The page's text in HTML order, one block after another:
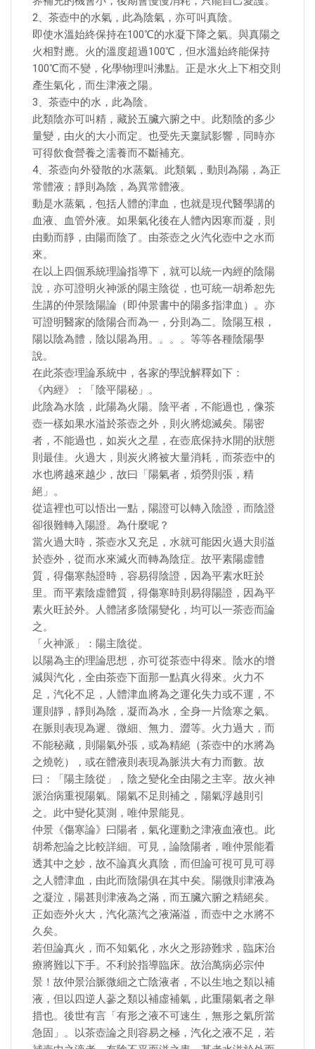
2、茶壺中的水氣，此為陰氣，亦可叫真陰。
即使水溫始終保持在100℃的水凝下降之氣。與真陽之
火相對應。火的溫度超過100℃，但水溫始終能保持
100℃而不變，化學物理叫沸點。正是水火上下相交則
產生氣化，而生津液之陽。
3、茶壺中的水，此為陰。
此類陰亦可叫精，藏於五臟六腑之中。此類陰的多少
量變，由火的大小而定。也受先天稟賦影響，同時亦
可得飲食營養之濡養而不斷補充。
4、茶壺向外發散的水蒸氣。此類氣，動則為陽，為正
常體液；靜則為陰，為異常體液。
動是水蒸氣，包括人體的津血，也就是現代醫學講的
血液、血管外液。如果氣化後在人體內因寒而凝，則
由動而靜，由陽而陰了。由茶壺之火汽化壺中之水而
來。
在以上四個系統理論指導下，就可以統一內經的陰陽
說，亦可證明火神派的陽主陰從，也可統一胡希恕先
生講的仲景陰陽論（即仲景書中的陽多指津血）。亦
可證明醫家的陰陽合而為一，分則為二。陰陽互根，
陽以陰為體，陰以陽為用。。。。等等各種陰陽學
說。
在此茶壺理論系統中，各家的學說解釋如下：
《內經》：「陰平陽秘」。
此陰為水陰，此陽為火陽。陰平者，不能過也，像茶
壺一樣如果水溢於茶壺之外，則火將熄滅矣。陽密
者，不能過也，如炭火之星，在壺底保持水開的狀態
則最佳。火過大，則炭火將被大量消耗，而茶壺中的
水也將越來越少，故曰「陽氣者，煩勞則張，精
絕」。
從這裡也可以悟出一點，陽證可以轉入陰證，而陰證
卻很難轉入陽證。為什麼呢？
當火過大時，茶壺水又充足，水就可能因火過大則溢
於壺外，從而水來滅火而轉為陰症。故平素陽虛體
質，得傷寒熱證時，容易得陰證，因為平素水旺於
里。而平素陰虛體質，得傷寒時則易得陽證，因為平
素火旺於外。人體諸多陰陽變化，均可以一茶壺而論
之。
「火神派」：陽主陰從。
以陽為主的理論思想，亦可從茶壺中得來。陰水的增
減與汽化，全由茶壺下面那一點真火得來。火力不
足，汽化不足，人體津血將為之運化失力或不運，不
運則靜，靜則為陰，凝而為水，全身一片陰寒之氣。
在脈則表現為遲、微細、無力、澀等。火力過大，而
不能秘藏，則陽氣外張，或為精絕（茶壺中的水將為
之燒乾），或在體液則表現為脈洪大有力而數。故
曰：「陽主陰從」，陰之變化全由陽之主宰。故火神
派治病重視陽氣。陽氣不足則補之，陽氣浮越則引
之。此中變化莫測，唯仲景能見。
仲景《傷寒論》曰陽者，氣化運動之津液血液也。此
胡希恕論之比較詳細。可見，論陰陽者，唯仲景能看
透其中之妙，故不論真火真陰，而但論可視可見可尋
之人體津血，由此而陰陽俱在其中矣。陽微則津液為
之凝泣，陽甚則津液為之滿，而五臟六腑之精絕矣。
正如壺外火大，汽化蒸汽之液滿溢，而壺中之水將不
久矣。
若但論真火，而不知氣化，水火之形跡難求，臨床治
療將難以下手。不利於指導臨床。故治萬病必宗仲
景！故仲景治脈微細之亡陰液者，不以生地之類以補
液，但以四逆人蔘之類以補虛補氣，此重陽氣者之舉
措也。後世有言「有形之液不可速生，無形之氣所當
急固」。以茶壺論之則容易之極，汽化之液不足，若